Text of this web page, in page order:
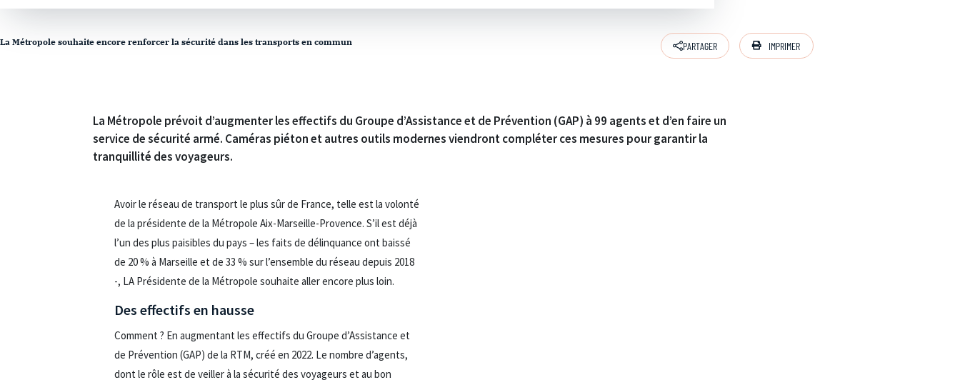
La Métropole souhaite encore renforcer la sécurité dans les transports en commun PARTAGER IMPRIMER
La Métropole prévoit d’augmenter les effectifs du Groupe d’Assistance et de Prévention (GAP) à 99 agents et d’en faire un
service de sécurité armé. Caméras piéton et autres outils modernes viendront compléter ces mesures pour garantir la
tranquillité des voyageurs.
Avoir le réseau de transport le plus sûr de France, telle est la volonté
de la présidente de la Métropole Aix-Marseille-Provence. S’il est déjà
l’un des plus paisibles du pays – les faits de délinquance ont baissé
de 20 % à Marseille et de 33 % sur l’ensemble du réseau depuis 2018
-, LA Présidente de la Métropole souhaite aller encore plus loin.
Des effectifs en hausse
Comment ? En augmentant les effectifs du Groupe d’Assistance et
de Prévention (GAP) de la RTM, créé en 2022. Le nombre d’agents,
dont le rôle est de veiller à la sécurité des voyageurs et au bon